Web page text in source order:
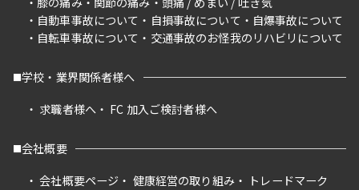
自動車事故について
自損事故について
自爆事故について
自転車事故について
交通事故のお怪我のリハビリについて
学校・業界関係者様へ
求職者様へ
FC 加入ご検討者様へ
会社概要
会社概要ページ
健康経営の取り組み トレードマーク